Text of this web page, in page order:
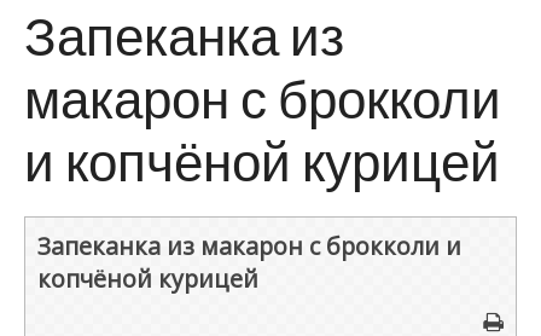
Запеканка из
макарон с брокколи
и копчёной курицей
Запеканка из макарон с брокколи и
копчёной курицей